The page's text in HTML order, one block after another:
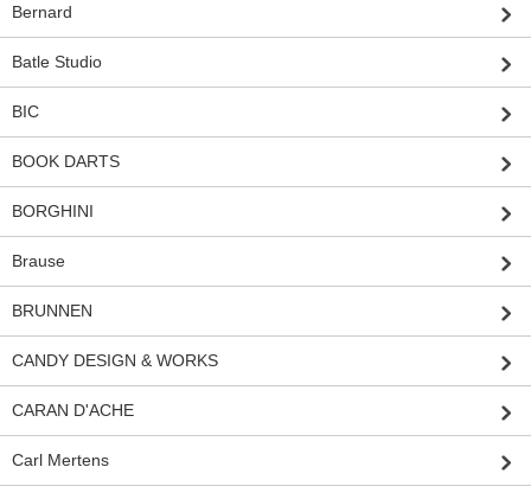
Bernard
Batle Studio
BIC
BOOK DARTS
BORGHINI
Brause
BRUNNEN
CANDY DESIGN & WORKS
CARAN D'ACHE
Carl Mertens